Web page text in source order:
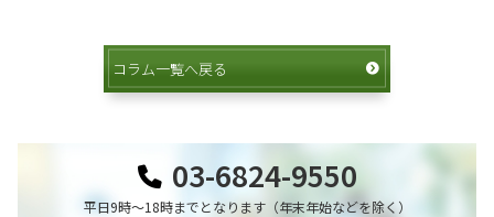
コラム一覧へ戻る
03-6824-9550
平日9時〜18時までとなります（年末年始などを除く）